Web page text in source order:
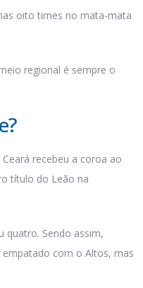
oito times no mata-mata
regional é sempre o
recebeu a coroa ao
título do Leão na
quatro. Sendo assim,
com o Altos, mas